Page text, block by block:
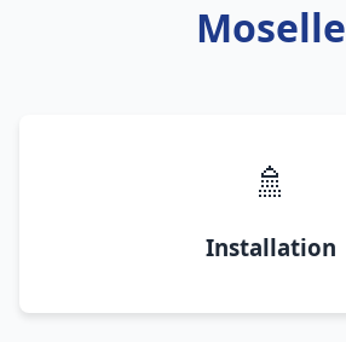
Moselle
🚿
Installation